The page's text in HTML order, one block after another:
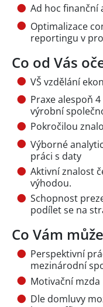
Ad hoc finanční
Optimalizace
reportingu v
Co od Vás
VŠ vzdělání
Praxe alespoň
výrobní
Pokročilou
Výborné
práci s daty
Aktivní znalost
výhodou.
Schopnost
podílet se na
Co Vám
Perspektivní
mezinárodní
Motivační mzda
Dle domluvy